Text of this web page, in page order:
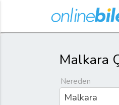
Malkara
Nereden
Malkara